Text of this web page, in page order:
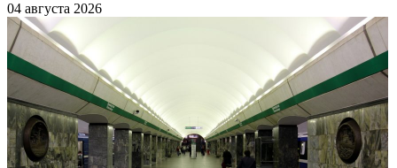
04 августа 2026